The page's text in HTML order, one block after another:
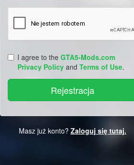
I agree to the GTA5-Mods.com
Privacy Policy and Terms of Use.
Masz już konto? Zaloguj się tutaj.